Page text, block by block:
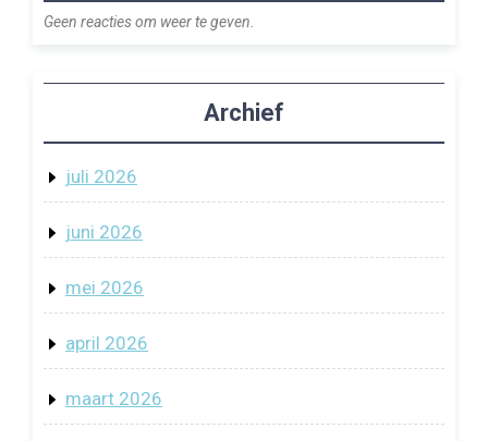
Geen reacties om weer te geven.
Archief
juli 2026
juni 2026
mei 2026
april 2026
maart 2026